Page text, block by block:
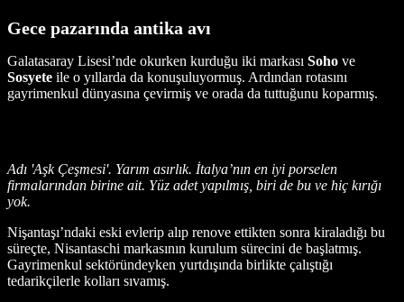
Gece pazarında antika avı
Galatasaray Lisesi’nde okurken kurduğu iki markası Soho ve
Sosyete ile o yıllarda da konuşuluyormuş. Ardından rotasını
gayrimenkul dünyasına çevirmiş ve orada da tuttuğunu koparmış.
Adı 'Aşk Çeşmesi'. Yarım asırlık. İtalya’nın en iyi porselen
firmalarından birine ait. Yüz adet yapılmış, biri de bu ve hiç kırığı
yok.
Nişantaşı’ndaki eski evlerip alıp renove ettikten sonra kiraladığı bu
süreçte, Nisantaschi markasının kurulum sürecini de başlatmış.
Gayrimenkul sektöründeyken yurtdışında birlikte çalıştığı
tedarikçilerle kolları sıvamış.